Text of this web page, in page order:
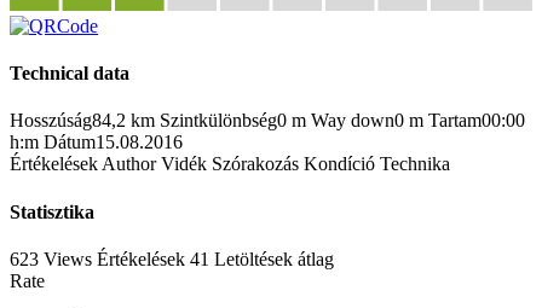
Technical data
Hosszúság84,2 km Szintkülönbség0 m Way down0 m Tartam00:00
h:m Dátum15.08.2016
Értékelések Author Vidék Szórakozás Kondíció Technika
Statisztika
623 Views Értékelések 41 Letöltések átlag
Rate